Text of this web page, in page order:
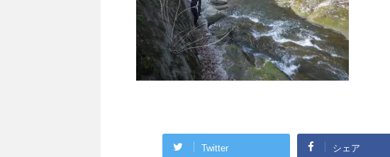
Twitter シェア